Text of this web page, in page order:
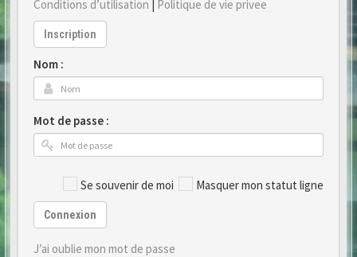
Conditions d’utilisation | Politique de vie privee
Inscription
Nom :
Mot de passe :
Se souvenir de moi Masquer mon statut ligne
Connexion
J’ai oublie mon mot de passe